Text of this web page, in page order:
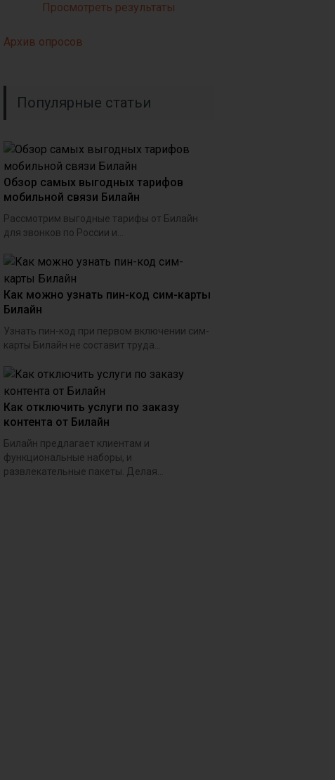
Просмотреть результаты
Архив опросов
Популярные статьи
Обзор самых выгодных тарифов
мобильной связи Билайн
Рассмотрим выгодные тарифы от Билайн
для звонков по России и...
Как можно узнать пин-код сим-карты
Билайн
Узнать пин-код при первом включении сим-
карты Билайн не составит труда...
Как отключить услуги по заказу
контента от Билайн
Билайн предлагает клиентам и
функциональные наборы, и
развлекательные пакеты. Делая...